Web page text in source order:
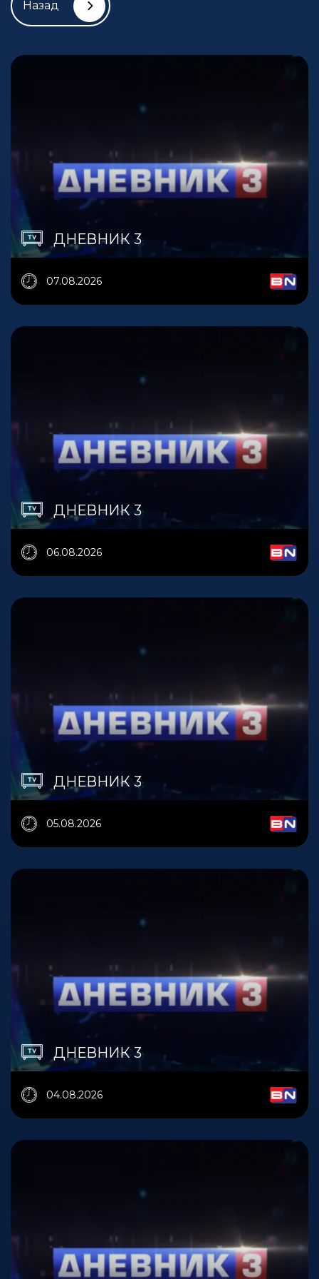
Назад
ДНЕВНИК 3
07.08.2026
ДНЕВНИК 3
06.08.2026
ДНЕВНИК 3
05.08.2026
ДНЕВНИК 3
04.08.2026